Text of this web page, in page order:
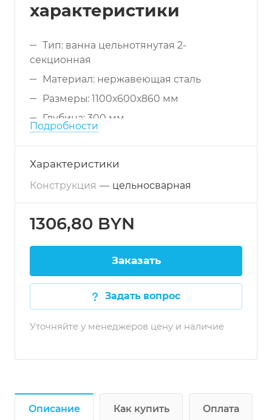
характеристики
Тип: ванна цельнотянутая 2-
секционная
Материал: нержавеющая сталь
Размеры: 1100x600x860 мм
Глубина: 300 мм
Подробности
Характеристики
Конструкция — цельносварная
1306,80 BYN
Заказать
Задать вопрос
Уточняйте у менеджеров цену и наличие
Описание Как купить Оплата